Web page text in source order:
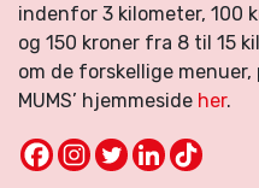
indenfor 3 kilometer, 100
og 150 kroner fra 8 til 15
om de forskellige
MUMS’ hjemmeside her.